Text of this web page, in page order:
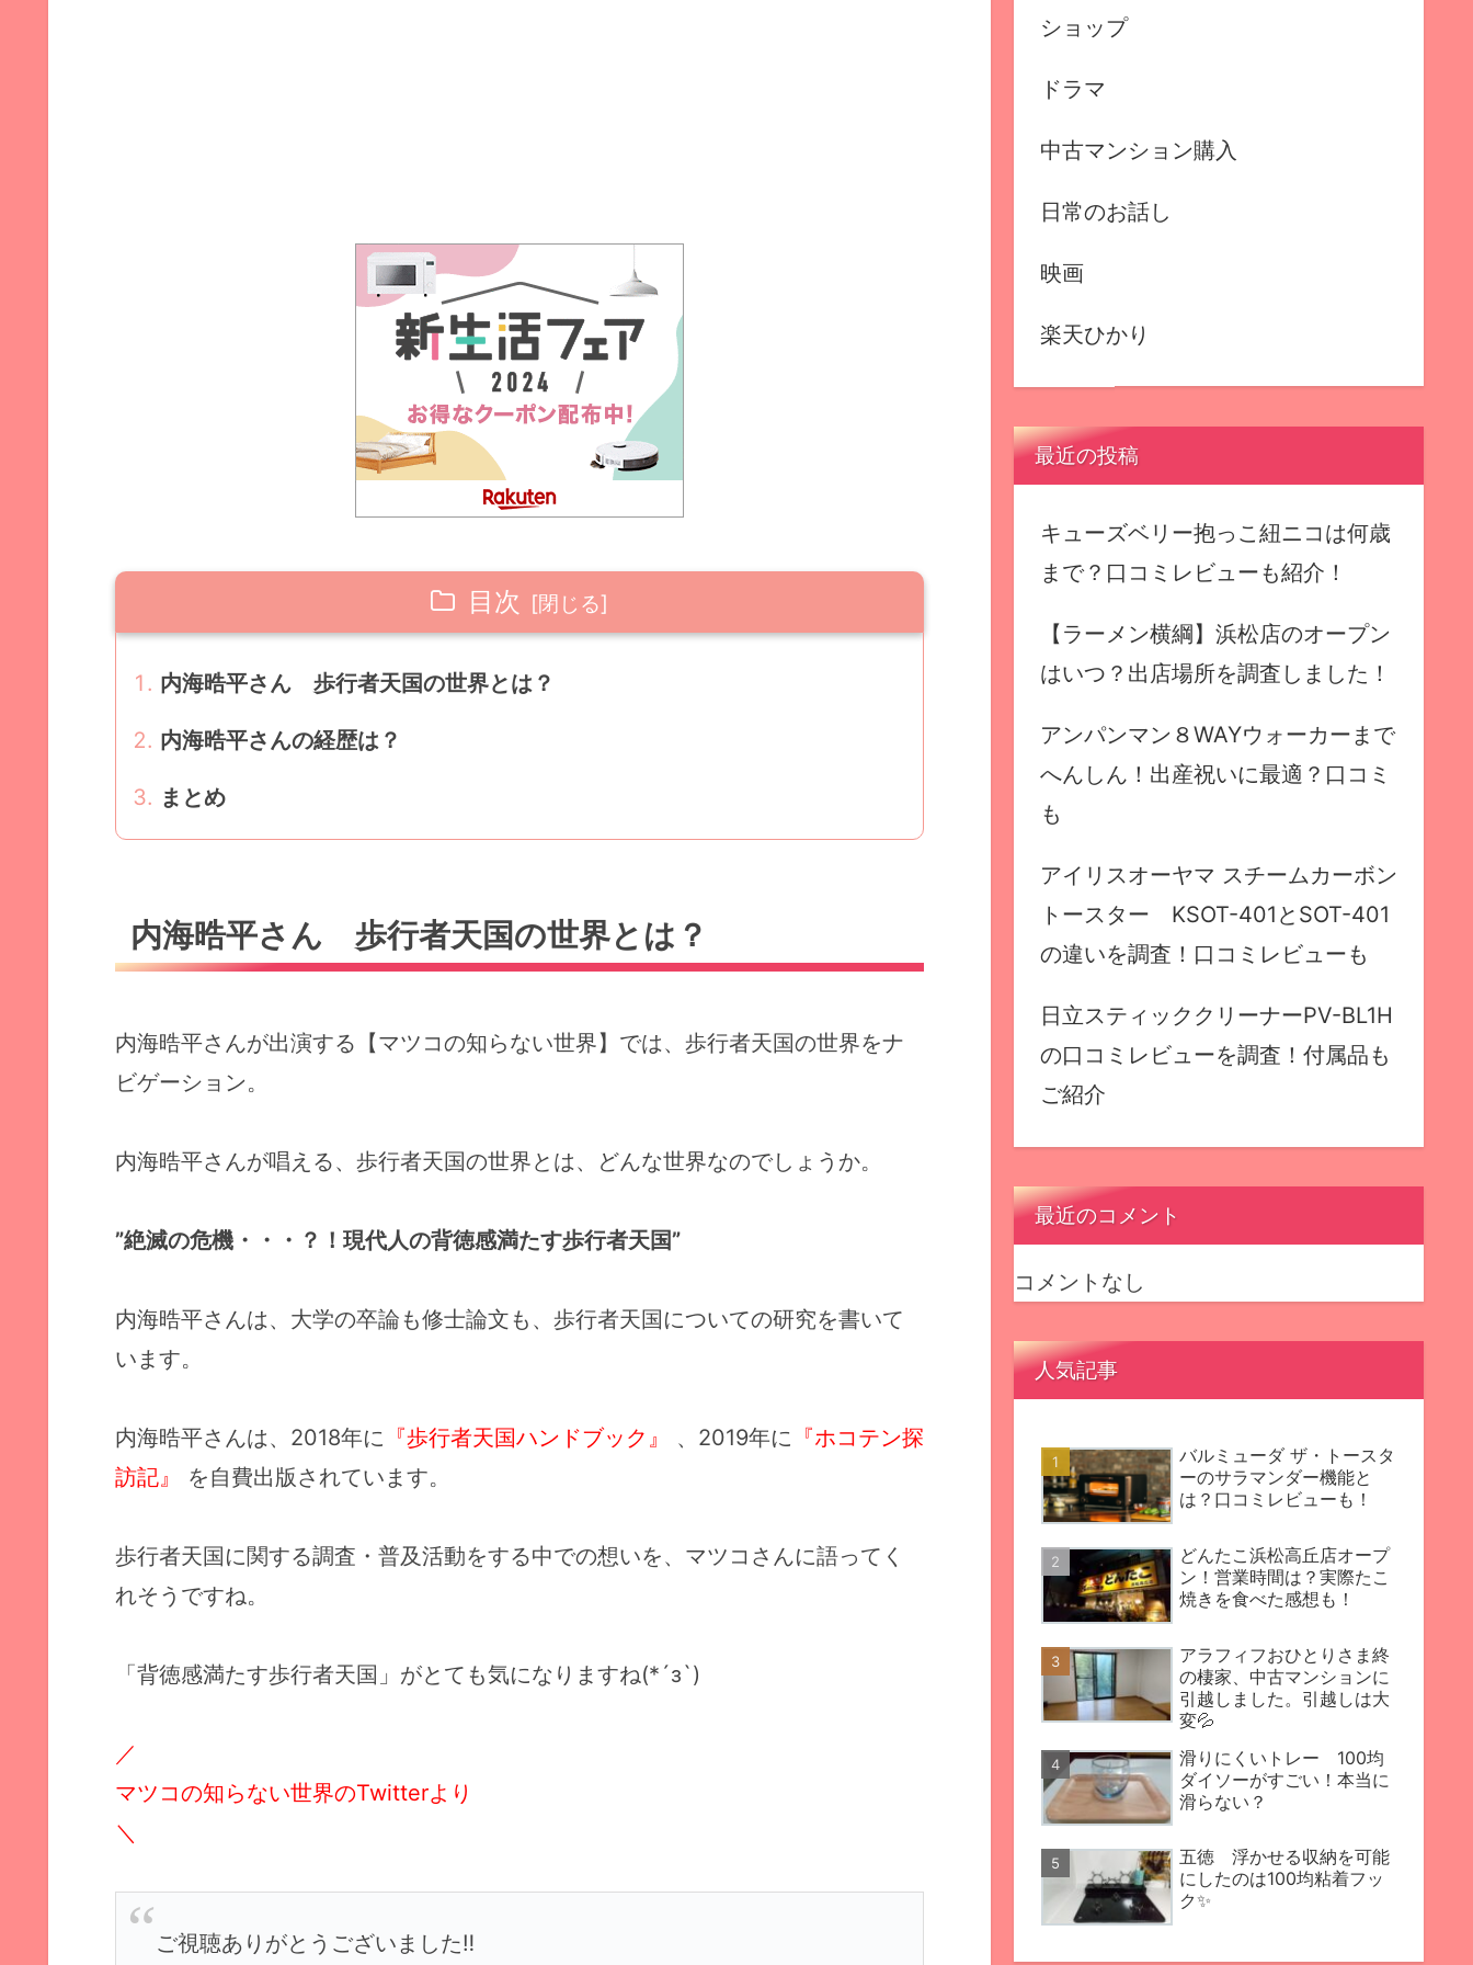
目次
内海晧平さん 歩行者天国の世界とは？
内海晧平さんの経歴は？
まとめ
内海晧平さん 歩行者天国の世界とは？
内海晧平さんが出演する【マツコの知らない世界】では、歩行者天国の世界をナ
ビゲーション。
内海晧平さんが唱える、歩行者天国の世界とは、どんな世界なのでしょうか。
”絶滅の危機・・・？！現代人の背徳感満たす歩行者天国”
内海晧平さんは、大学の卒論も修士論文も、歩行者天国についての研究を書いて
います。
内海晧平さんは、2018年に 『歩行者天国ハンドブック』 、2019年に 『ホコテン探
訪記』
を自費出版されています。
歩行者天国に関する調査・普及活動をする中での想いを、マツコさんに語ってく
れそうですね。
「背徳感満たす歩行者天国」がとても気になりますね(*´з`)
／
マツコの知らない世界のTwitterより
＼
ご視聴ありがとうございました‼️
ショップ
ドラマ
中古マンション購入
日常のお話し
映画
楽天ひかり
最近の投稿
キューズベリー抱っこ紐ニコは何歳
まで？口コミレビューも紹介！
【ラーメン横綱】浜松店のオープン
はいつ？出店場所を調査しました！
アンパンマン８WAYウォーカーまで
へんしん！出産祝いに最適？口コミ
も
アイリスオーヤマ スチームカーボン
トースター KSOT-401とSOT-401
の違いを調査！口コミレビューも
日立スティッククリーナーPV-BL1H
の口コミレビューを調査！付属品も
ご紹介
最近のコメント
コメントなし
人気記事
バルミューダ ザ・トースタ
ーのサラマンダー機能と
は？口コミレビューも！
どんたこ浜松高丘店オープ
ン！営業時間は？実際たこ
焼きを食べた感想も！
アラフィフおひとりさま終
の棲家、中古マンションに
引越しました。引越しは大
変💦
滑りにくいトレー 100均
ダイソーがすごい！本当に
滑らない？
五徳 浮かせる収納を可能
にしたのは100均粘着フッ
ク✨